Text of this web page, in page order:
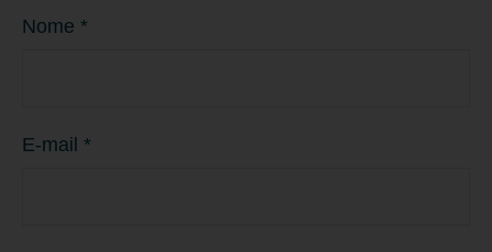
Nome *
E-mail *